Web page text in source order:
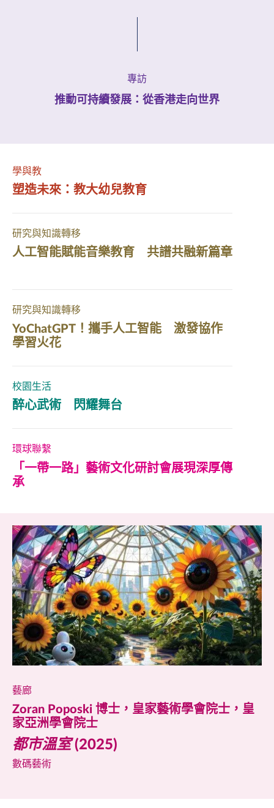
學與教
塑造未來：教大幼兒教育
研究與知識轉移
人工智能賦能音樂教育 共譜共融新篇章
研究與知識轉移
YoChatGPT！攜手人工智能 激發協作
學習火花
校園生活
醉心武術 閃耀舞台
環球聯繫
「一帶一路」藝術文化研討會展現深厚傳
承
專訪
推動可持續發展：從香港走向世界
藝廊
Zoran Poposki 博士，皇家藝術學會院士，皇
家亞洲學會院士
都市溫室(2025)
數碼藝術